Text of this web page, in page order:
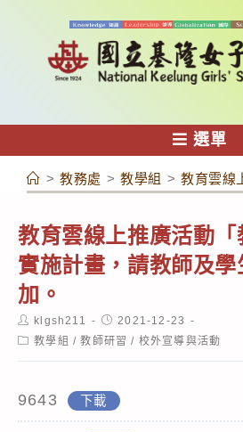
容
選單
> 教務處 > 教學組 > 教育雲線
教育雲線上推廣活動「
實施計畫，請教師及
加。
Post
author:
klgsh211
Post
published:
2021-12-23
Post教學組 / 教師研習 / 校外宣導與活動
9643 下載